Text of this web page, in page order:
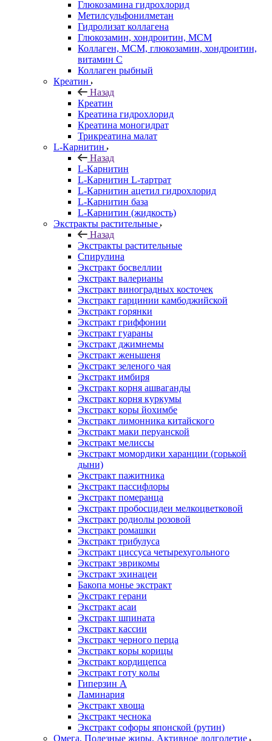
Глюкозамина гидрохлорид
Метилсульфонилметан
Гидролизат коллагена
Глюкозамин, хондроитин, МСМ
Коллаген, МСМ, глюкозамин, хондроитин,
витамин С
Коллаген рыбный
Креатин
Назад
Креатин
Креатина гидрохлорид
Креатина моногидрат
Трикреатина малат
L-Карнитин
Назад
L-Карнитин
L-Карнитин L-тартрат
L-Карнитин ацетил гидрохлорид
L-Карнитин база
L-Карнитин (жидкость)
Экстракты растительные
Назад
Экстракты растительные
Спирулина
Экстракт босвеллии
Экстракт валерианы
Экстракт виноградных косточек
Экстракт гарцинии камбоджийской
Экстракт горянки
Экстракт гриффонии
Экстракт гуараны
Экстракт джимнемы
Экстракт женьшеня
Экстракт зеленого чая
Экстракт имбиря
Экстракт корня ашваганды
Экстракт корня куркумы
Экстракт коры йохимбе
Экстракт лимонника китайского
Экстракт маки перуанской
Экстракт мелиссы
Экстракт момордики харанции (горькой
дыни)
Экстракт пажитника
Экстракт пассифлоры
Экстракт померанца
Экстракт пробосцидеи мелкоцветковой
Экстракт родиолы розовой
Экстракт ромашки
Экстракт трибулуса
Экстракт циссуса четырехугольного
Экстракт эврикомы
Экстракт эхинацеи
Бакопа монье экстракт
Экстракт герани
Экстракт асаи
Экстракт шпината
Экстракт кассии
Экстракт черного перца
Экстракт коры корицы
Экстракт кордицепса
Экстракт готу колы
Гиперзин А
Ламинария
Экстракт хвоща
Экстракт чеснока
Экстракт софоры японской (рутин)
Омега, Полезные жиры, Активное долголетие